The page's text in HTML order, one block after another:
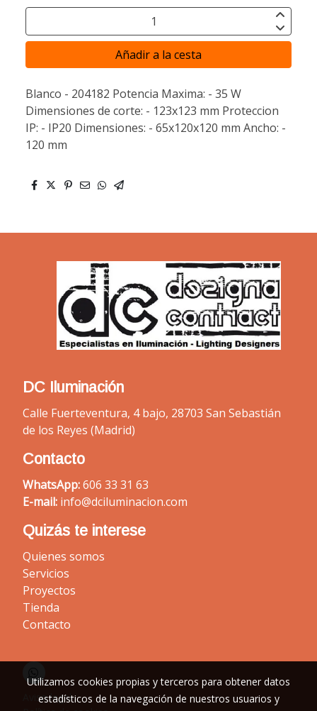
Añadir a la cesta
Blanco - 204182 Potencia Maxima: - 35 W
Dimensiones de corte: - 123x123 mm Proteccion
IP: - IP20 Dimensiones: - 65x120x120 mm Ancho: -
120 mm
DC Iluminación
Calle Fuerteventura, 4 bajo, 28703 San Sebastián
de los Reyes (Madrid)
Contacto
WhatsApp:606 33 31 63
E-mail: info@dciluminacion.com
Quizás te interese
Quienes somos
Servicios
Proyectos
Tienda
Contacto
Aviso legal
Utilizamos cookies propias y terceros para obtener datos
estadísticos de la navegación de nuestros usuarios y